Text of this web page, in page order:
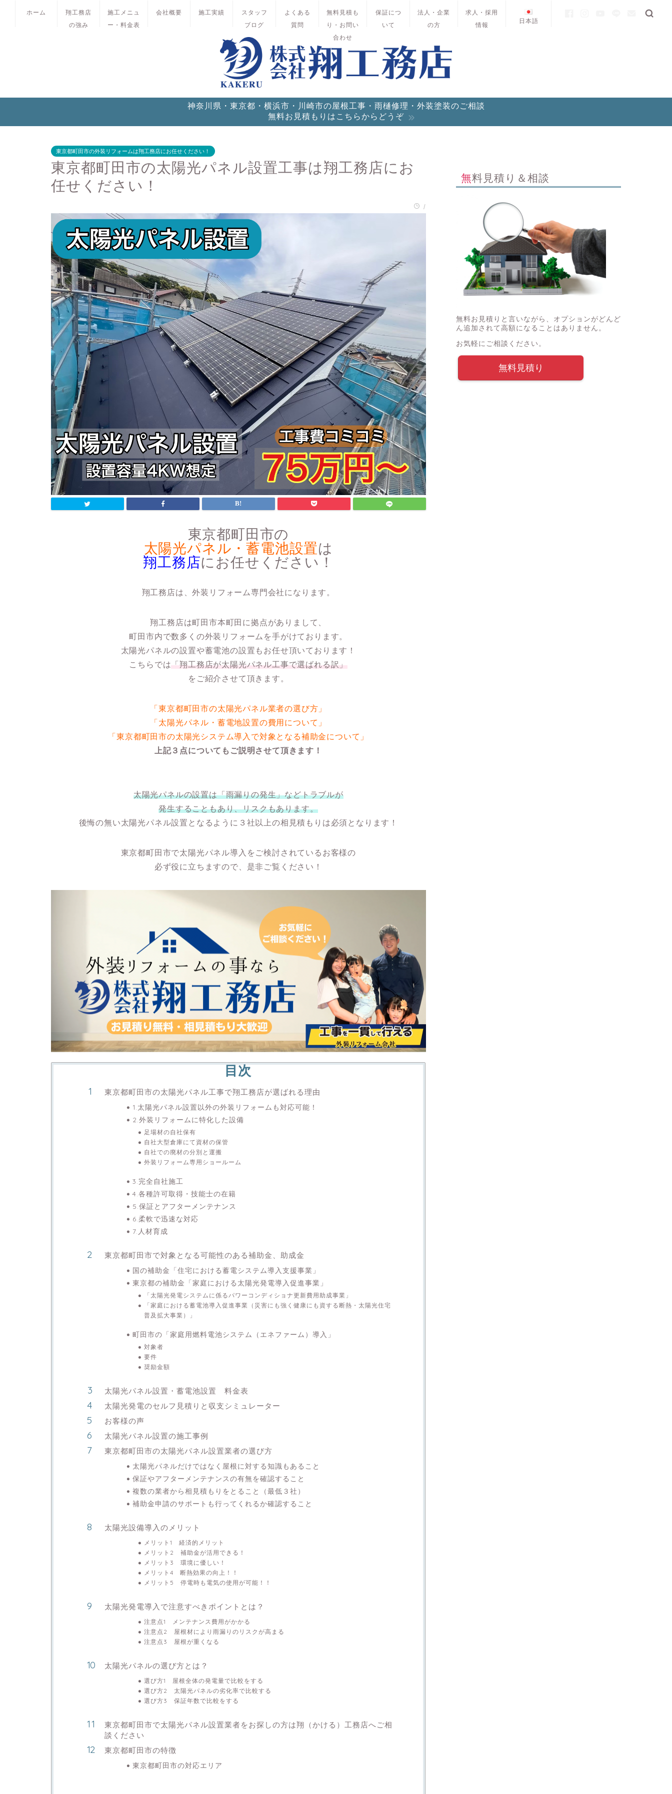
ホーム
翔工務店
の強み
施工メニュ
ー・料金表
会社概要 施工実績
スタッフ
ブログ
よくある
質問
無料見積も
り・お問い
合わせ
保証につ
いて
法人・企業
の方
求人・採用
情報
日本語
神奈川県・東京都・横浜市・川崎市の屋根工事・雨樋修理・外装塗装のご相談
無料お見積もりはこちらからどうぞ
東京都町田市の外装リフォームは翔工務店にお任せください！
東京都町田市の太陽光パネル設置工事は翔工務店にお
任せください！
/
東京都町田市の
太陽光パネル・蓄電池設置は
翔工務店にお任せください！
翔工務店は、外装リフォーム専門会社になります。
翔工務店は町田市本町田 に拠点がありまして、
町田市内で数多くの外装リフォームを手がけております。
太陽光パネルの設置や蓄電池の設置もお任せ頂いております！
こちらでは 「翔工務店が太陽光パネル工事で選ばれる訳」
をご紹介させて頂きます。
「東京都町田市の太陽光パネル業者の選び方」
「太陽光パネル・蓄電地設置の費用について」
「東京都町田市の太陽光システム導入で対象となる補助金について」
上記３点についてもご説明させて頂きます！
太陽光パネルの設置は「雨漏りの発生」などトラブルが
発生することもあり、リスクもあります。
後悔の無い太陽光パネル設置となるように ３社以上の相見積もりは必須 となります！
東京都町田市で太陽光パネル導入をご検討されているお客様の
必ず役に立ちますので、是非ご覧ください！
目次
東京都町田市の太陽光パネル工事で翔工務店が選ばれる理由
1.太陽光パネル設置以外の外装リフォームも対応可能！
2.外装リフォームに特化した設備
足場材の自社保有
自社大型倉庫にて資材の保管
自社での廃材の分別と運搬
外装リフォーム専用ショールーム
3.完全自社施工
4.各種許可取得・技能士の在籍
5.保証とアフターメンテナンス
6.柔軟で迅速な対応
7.人材育成
東京都町田市で対象となる可能性のある補助金、助成金
国の補助金「住宅における蓄電システム導入支援事業」
東京都の補助金「家庭における太陽光発電導入促進事業」
「太陽光発電システムに係るパワーコンディショナ更新費用助成事業」
「家庭における蓄電池導入促進事業（災害にも強く健康にも資する断熱・太陽光住宅
普及拡大事業）」
町田市の「家庭用燃料電池システム（エネファーム）導入」
対象者
要件
奨励金額
太陽光パネル設置・蓄電池設置 料金表
太陽光発電のセルフ見積りと収支シミュレーター
お客様の声
太陽光パネル設置の施工事例
東京都町田市の太陽光パネル設置業者の選び方
太陽光パネルだけではなく屋根に対する知識もあること
保証やアフターメンテナンスの有無を確認すること
複数の業者から相見積もりをとること（最低３社）
補助金申請のサポートも行ってくれるか確認すること
太陽光設備導入のメリット
メリット1 経済的メリット
メリット2 補助金が活用できる！
メリット3 環境に優しい！
メリット4 断熱効果の向上！！
メリット5 停電時も電気の使用が可能！！
太陽光発電導入で注意すべきポイントとは？
注意点1 メンテナンス費用がかかる
注意点2 屋根材により雨漏りのリスクが高まる
注意点3 屋根が重くなる
太陽光パネルの選び方とは？
選び方1 屋根全体の発電量で比較をする
選び方2 太陽光パネルの劣化率で比較する
選び方3 保証年数で比較をする
東京都町田市で太陽光パネル設置業者をお探しの方は翔（かける）工務店へご相
談ください
東京都町田市の特徴
東京都町田市の対応エリア
無料見積り＆相談
無料お見積りと言いながら、オプションがどんど
ん追加されて高額になることはありません。
お気軽にご相談ください。
無料見積り